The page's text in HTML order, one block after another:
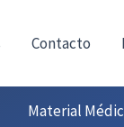
Contacto
Material